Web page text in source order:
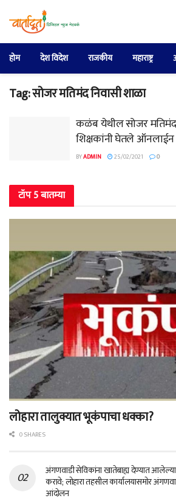
होम देश विदेश राजकीय महाराष्ट्र
Tag:सोजर मतिमंद निवासी शाळा
कळंब येथील सोजर
शिक्षकांनी घेतले ऑनलाईन
BYADMIN 25/02/2021 0
टॉप 5 बातम्या
लोहारा तालुक्यात भूकंपाचा धक्का?
0 SHARES
अंगणवाडी सेविकांना खातेबाह्य देण्यात
करावे; लोहारा तहसील कार्यालयासमोर
आंदोलन